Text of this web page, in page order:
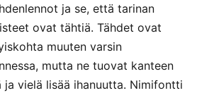
ja se, että tarinan
ovat tähtiä. Tähdet ovat
muuten varsin
mutta ne tuovat kanteen
vielä lisää ihanuutta. Nimifontti